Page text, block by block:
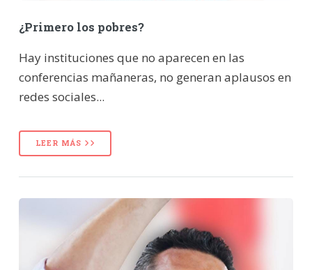
¿Primero los pobres?
Hay instituciones que no aparecen en las
conferencias mañaneras, no generan aplausos en
redes sociales...
LEER MÁS